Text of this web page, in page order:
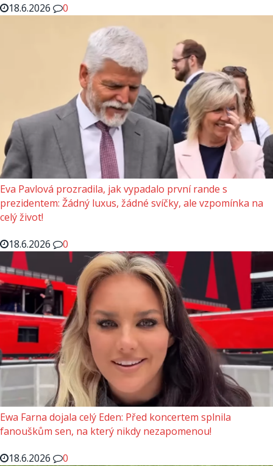
18.6.2026
0
Eva Pavlová prozradila, jak vypadalo první rande s
prezidentem: Žádný luxus, žádné svíčky, ale vzpomínka na
celý život!
18.6.2026
0
Ewa Farna dojala celý Eden: Před koncertem splnila
fanouškům sen, na který nikdy nezapomenou!
18.6.2026
0